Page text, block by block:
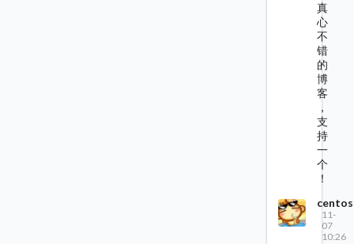
真
心
不
错
的
博
客
，
支
持
一
个
！
centos
11-
07
10:26